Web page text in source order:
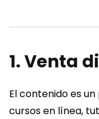
1. Venta
El contenido es
cursos en línea,